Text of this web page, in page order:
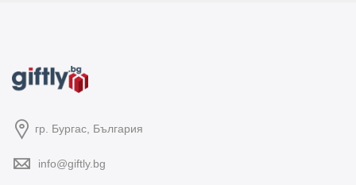
гр. Бургас, България
info@giftly.bg